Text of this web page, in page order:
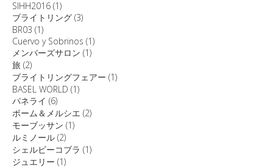
SIHH2016 (1)
ブライトリング (3)
BR03 (1)
Cuervo y Sobrinos (1)
メンバーズサロン (1)
旅 (2)
ブライトリングフェアー (1)
BASEL WORLD (1)
パネライ (6)
ボーム＆メルシエ (2)
モーブッサン (1)
ルミノール (2)
シェルビーコブラ (1)
ジュエリー (1)